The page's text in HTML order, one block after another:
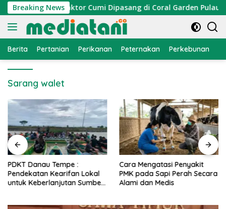
Langsung
ke
konten
Breaking News
Nelayan, Atraktor Cumi Dipasang di Coral Garden Pulau
Berita Pertanian Perikanan Peternakan Perkebunan
Sarang walet
PDKT Danau Tempe :
Pendekatan Kearifan Lokal
untuk Keberlanjutan Sumber
Cara Mengatasi Penyakit
PMK pada Sapi Perah Secara
Alami dan Medis